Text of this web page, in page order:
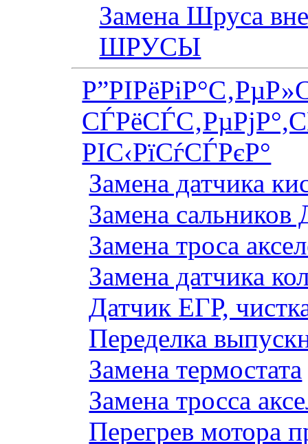
Замена Шруса
ШРУСЫ
РІС‹РїСѓСЃРєР°
Замена датчика
Замена сальников
Замена троса
Замена датчика
Датчик ЕГР,
Переделка
Замена термостата
Замена тросса
Перегрев мотора